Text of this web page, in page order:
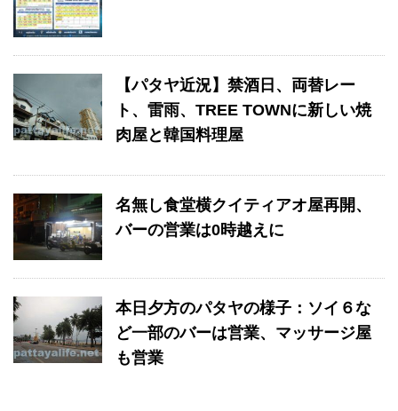
【パタヤ近況】禁酒日、両替レー
ト、雷雨、TREE TOWNに新しい焼
肉屋と韓国料理屋
名無し食堂横クイティアオ屋再開、
バーの営業は0時越えに
本日夕方のパタヤの様子：ソイ６な
ど一部のバーは営業、マッサージ屋
も営業